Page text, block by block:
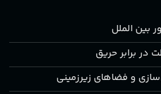
بین الملل
در برابر حریق
و فضاهای زیرزمینی